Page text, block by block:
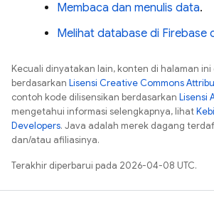
Membaca dan menulis data.
Melihat database di Firebase
Kecuali dinyatakan lain, konten di halaman ini
berdasarkan Lisensi Creative Commons
contoh kode dilisensikan berdasarkan Lisensi
mengetahui informasi selengkapnya, lihat
Developers. Java adalah merek dagang
dan/atau afiliasinya.
Terakhir diperbarui pada 2026-04-08 UTC.